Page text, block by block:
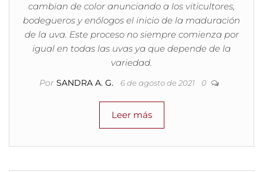
cambian de color anunciando a los viticultores,
bodegueros y enólogos el inicio de la maduración
de la uva. Este proceso no siempre comienza por
igual en todas las uvas ya que depende de la
variedad.
Por SANDRA A. G. 6 de agosto de 2021 0
Leer más